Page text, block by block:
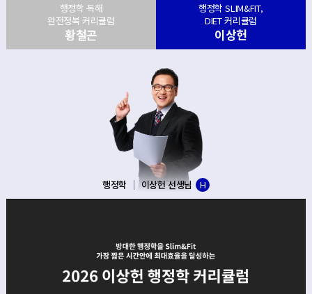
행정학 독해
완전정복 커리큘럼
황철곤
행정학 SLIM&FIT,
DIET 커리큘럼
이상헌
행정학 황철곤 선생님 H